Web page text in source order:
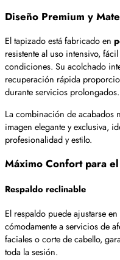
Diseño Premium y
El tapizado está fabricado en
resistente al uso intensivo,
condiciones. Su acolchado
recuperación rápida
durante servicios prolongados.
La combinación de acabados
imagen elegante y exclusiva,
profesionalidad y estilo.
Máximo Confort para
Respaldo reclinable
El respaldo puede ajustarse
cómodamente a servicios de
faciales o corte de cabello,
toda la sesión.